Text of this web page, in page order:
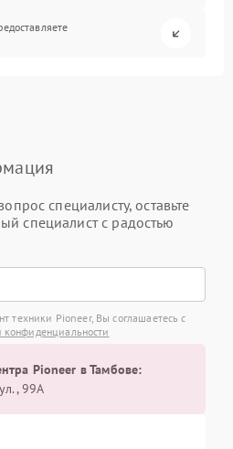
специалисту, оставьте
специалист с радостью
техники Pioneer, Вы соглашаетесь с
Pioneer в Тамбове:
99А